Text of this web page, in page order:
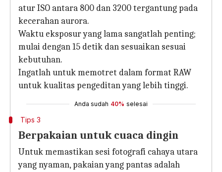
atur ISO antara 800 dan 3200 tergantung pada
kecerahan aurora.
Waktu eksposur yang lama sangatlah penting;
mulai dengan 15 detik dan sesuaikan sesuai
kebutuhan.
Ingatlah untuk memotret dalam format RAW
untuk kualitas pengeditan yang lebih tinggi.
Anda sudah 40% selesai
Tips 3
Berpakaian untuk cuaca dingin
Untuk memastikan sesi fotografi cahaya utara
yang nyaman, pakaian yang pantas adalah